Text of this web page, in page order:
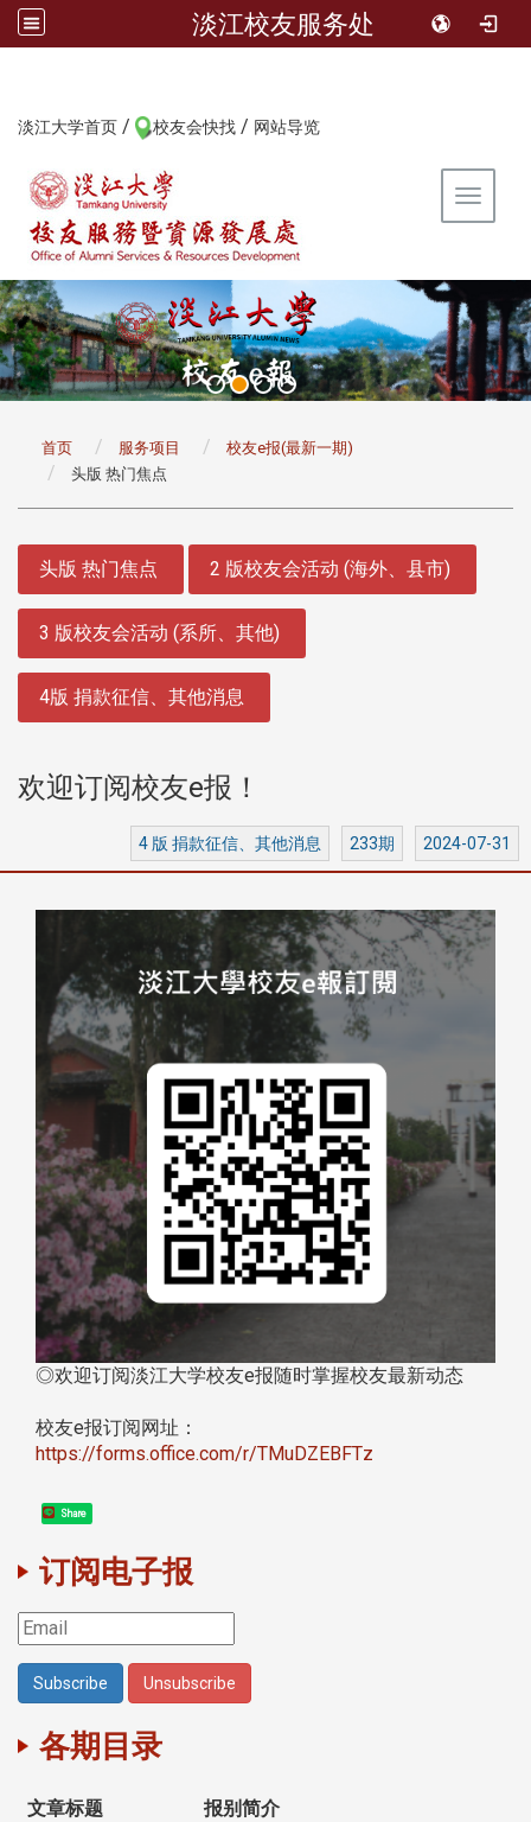
淡江校友服务处
淡江大学首页 / 校友会快找 / 网站导览
Toggle
首页 服务项目
校友e报(最新一期)
头版 热门焦点
头版 热门焦点 2 版校友会活动 (海外、县市)
3 版校友会活动 (系所、其他)
4版 捐款征信、其他消息
欢迎订阅校友e报！
4 版 捐款征信、其他消息 233期 2024-07-31
◎欢迎订阅淡江大学校友e报随时掌握校友最新动态
校友e报订阅网址：
https://forms.office.com/r/TMuDZEBFTz
Share
订阅电子报
各期目录
文章标题 报别简介